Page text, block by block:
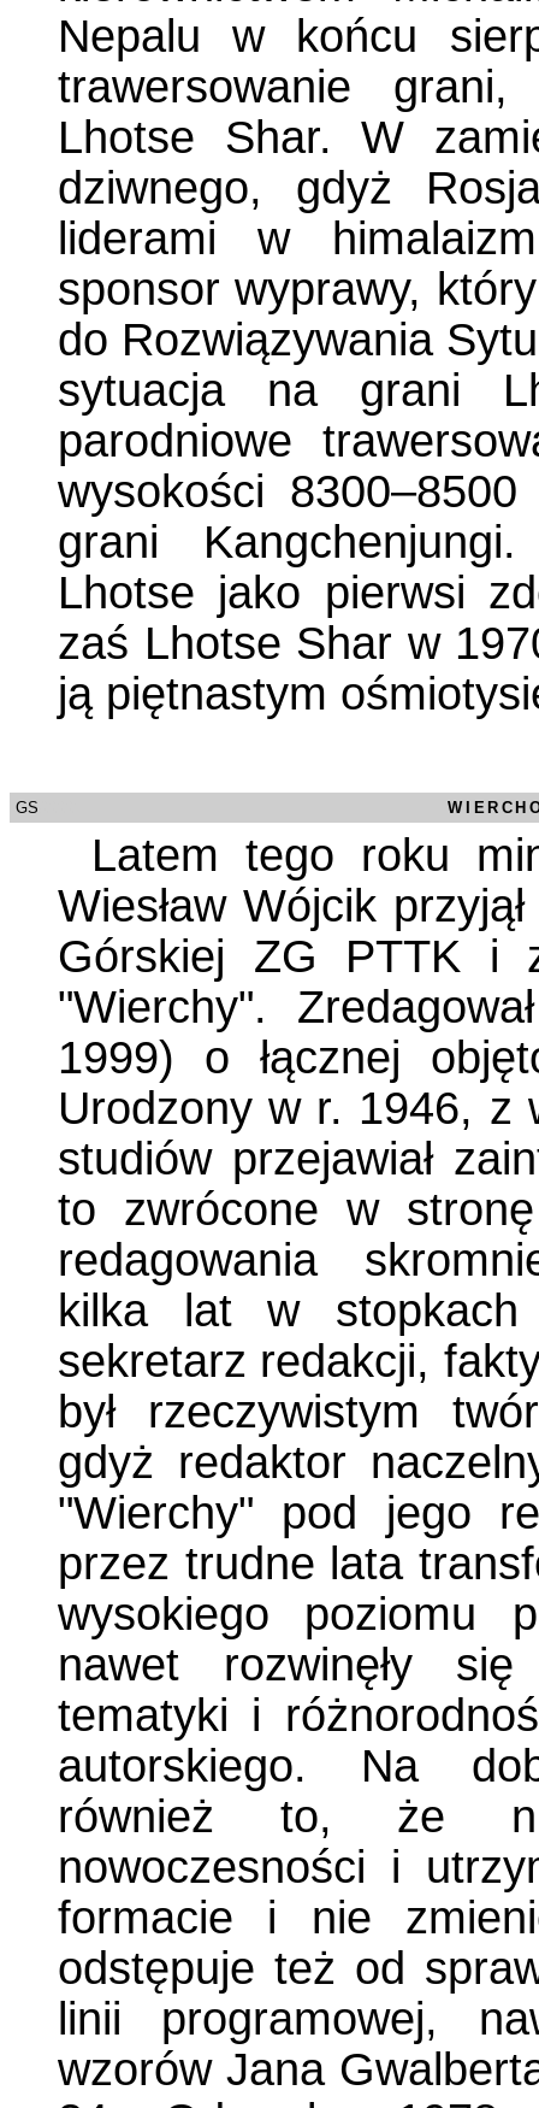
Nepalu w końcu
trawersowanie
Lhotse Shar. W
dziwnego, gdyż
liderami w
sponsor wyprawy,
do Rozwiązywania
sytuacja na grani
parodniowe
wysokości
grani
Lhotse jako pierwsi
zaś Lhotse Shar w
ją piętnastym
GS
Latem tego roku
Wiesław Wójcik
Górskiej ZG PTTK i
"Wierchy".
1999) o łącznej
Urodzony w r. 1946, z
studiów przejawiał
to zwrócone w
redagowania
kilka lat w stopkach
sekretarz redakcji,
był rzeczywistym
gdyż redaktor
"Wierchy" pod jego
przez trudne lata
wysokiego poziomu
nawet rozwinęły
tematyki i
autorskiego. Na
również to, że
nowoczesności i
formacie i nie
odstępuje też od
linii programowej,
wzorów Jana